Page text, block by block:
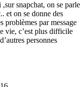
snapchat, on se parle
et on se donne des
problèmes par message
vie, c’est plus difficile
personnes